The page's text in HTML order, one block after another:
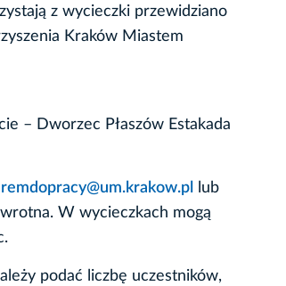
z wycieczki przewidziano
Kraków Miastem
– Dworzec Płaszów Estakada
lub
W wycieczkach mogą
podać liczbę uczestników,